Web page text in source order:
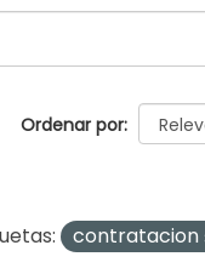
Ordenar por
contratacion